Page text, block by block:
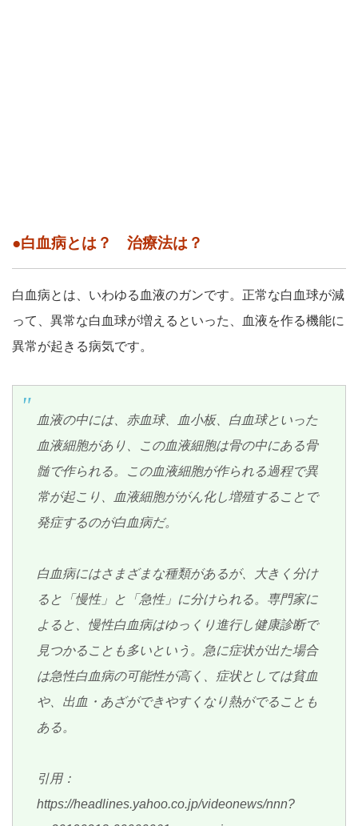
●白血病とは？ 治療法は？
白血病とは、いわゆる血液のガンです。正常な白血球が減
って、異常な白血球が増えるといった、血液を作る機能に
異常が起きる病気です。
血液の中には、赤血球、血小板、白血球といった
血液細胞があり、この血液細胞は骨の中にある骨
髄で作られる。この血液細胞が作られる過程で異
常が起こり、血液細胞ががん化し増殖することで
発症するのが白血病だ。
白血病にはさまざまな種類があるが、大きく分け
ると「慢性」と「急性」に分けられる。専門家に
よると、慢性白血病はゆっくり進行し健康診断で
見つかることも多いという。急に症状が出た場合
は急性白血病の可能性が高く、症状としては貧血
や、出血・あざができやすくなり熱がでることも
ある。
引用：
https://headlines.yahoo.co.jp/videonews/nnn?